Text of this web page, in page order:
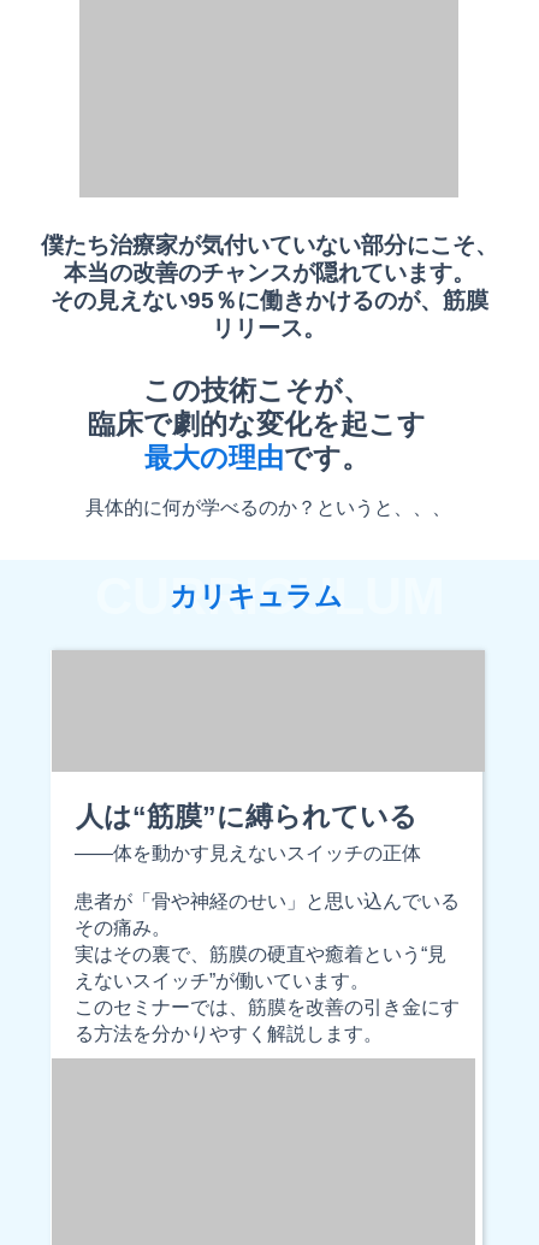
僕たち治療家が気付いていない部分にこそ、
本当の改善のチャンスが隠れています。
その見えない95％に働きかけるのが、筋膜
リリース。
この技術こそが、
臨床で劇的な変化を起こす
最大の理由です。
具体的に何が学べるのか？というと、、、
CURRICULUM
カリキュラム
人は“筋膜”に縛られている
——体を動かす見えないスイッチの正体
患者が「骨や神経のせい」と思い込んでいる
その痛み。
実はその裏で、筋膜の硬直や癒着という“見
えないスイッチ”が働いています。
このセミナーでは、筋膜を改善の引き金にす
る方法を分かりやすく解説します。